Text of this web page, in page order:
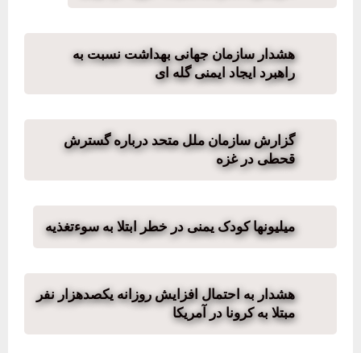
هشدار سازمان جهانی بهداشت نسبت به
راهبرد ایجاد ایمنی گله ای
گزارش سازمان ملل متحد درباره گسترش
قحطی در غزه
میلیونها کودک یمنی در خطر ابتلا به سوءتغذیه
هشدار به احتمال افزایش روزانه یکصدهزار نفر
مبتلا به کرونا در آمریکا